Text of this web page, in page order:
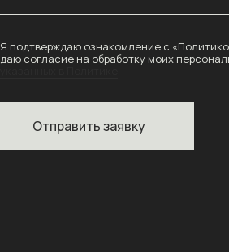
Я подтверждаю ознакомление с
даю согласие на обработку моих
Отправить заявку